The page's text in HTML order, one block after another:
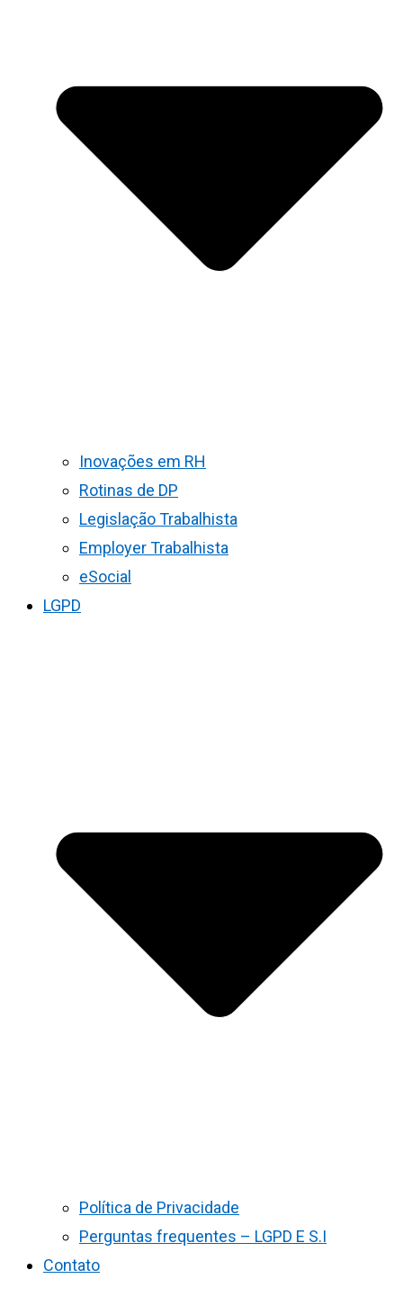
Inovações em RH
Rotinas de DP
Legislação Trabalhista
Employer Trabalhista
eSocial
LGPD
Política de Privacidade
Perguntas frequentes – LGPD E S.I
Contato